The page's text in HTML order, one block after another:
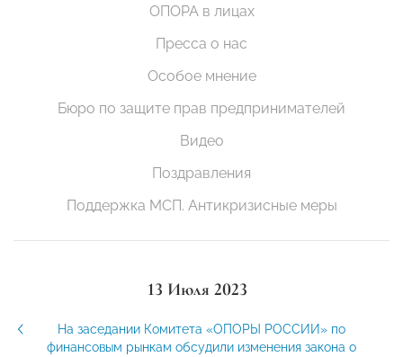
ОПОРА в лицах
Пресса о нас
Особое мнение
Бюро по защите прав предпринимателей
Видео
Поздравления
Поддержка МСП. Антикризисные меры
13 Июля 2023
На заседании Комитета «ОПОРЫ РОССИИ» по
финансовым рынкам обсудили изменения закона о